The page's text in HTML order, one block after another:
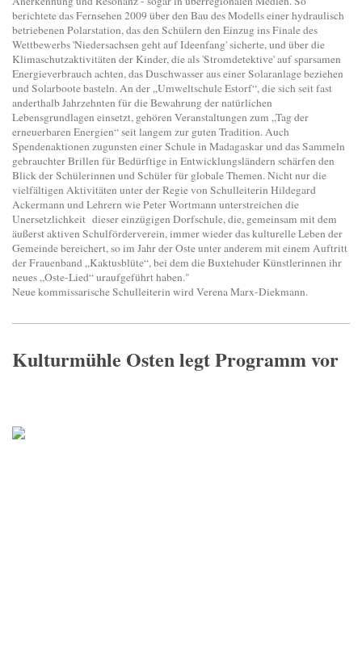
berichtete das Fernsehen 2009 über den Bau des Modells einer hydraulisch
betriebenen Polarstation, das den Schülern den Einzug ins Finale des
Wettbewerbs 'Niedersachsen geht auf Ideenfang' sicherte, und über die
Klimaschutzaktivitäten der Kinder, die als 'Stromdetektive' auf sparsamen
Energieverbrauch achten, das Duschwasser aus einer Solaranlage beziehen
und Solarboote basteln. An der „Umweltschule Estorf“, die sich seit fast
anderthalb Jahrzehnten für die Bewahrung der natürlichen
Lebensgrundlagen einsetzt, gehören Veranstaltungen zum „Tag der
erneuerbaren Energien“ seit langem zur guten Tradition. Auch
Spendenaktionen zugunsten einer Schule in Madagaskar und das Sammeln
gebrauchter Brillen für Bedürftige in Entwicklungsländern schärfen den
Blick der Schülerinnen und Schüler für globale Themen. Nicht nur die
vielfältigen Aktivitäten unter der Regie von Schulleiterin Hildegard
Ackermann und Lehrern wie Peter Wortmann unterstreichen die
Unersetzlichkeit dieser einzügigen Dorfschule, die, gemeinsam mit dem
äußerst aktiven Schulförderverein, immer wieder das kulturelle Leben der
Gemeinde bereichert, so im Jahr der Oste unter anderem mit einem Auftritt
der Frauenband „Kaktusblüte“, bei dem die Buxtehuder Künstlerinnen ihr
neues „Oste-Lied“ uraufgeführt haben."
Neue kommissarische Schulleiterin wird Verena Marx-Diekmann.
Kulturmühle Osten legt Programm vor